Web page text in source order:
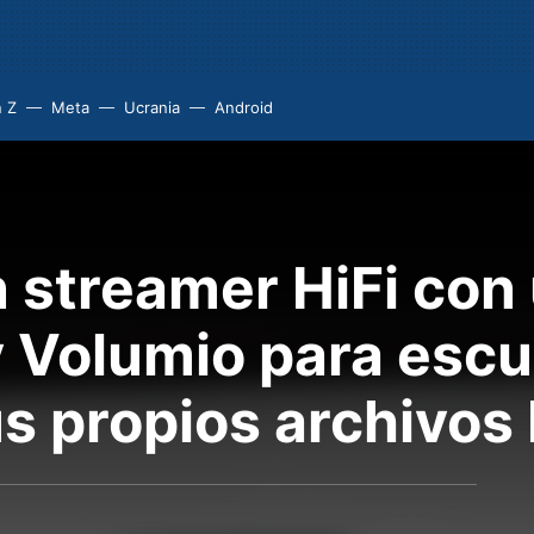
Z Meta Ucrania Android
streamer HiFi con
Volumio para
propios archivos